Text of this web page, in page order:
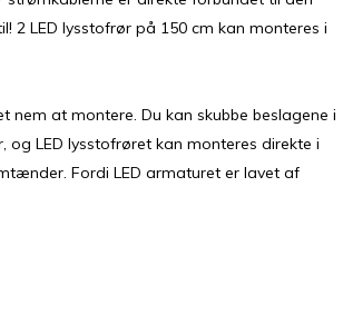
2 LED lysstofrør på 150 cm kan monteres i
at montere. Du kan skubbe beslagene i
LED lysstofrøret kan monteres direkte i
Fordi LED armaturet er lavet af